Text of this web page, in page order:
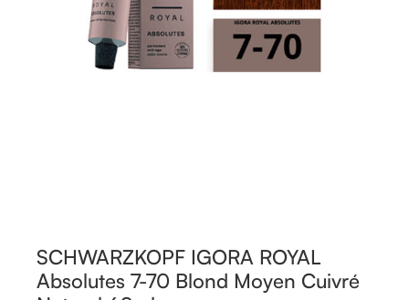
SCHWARZKOPF IGORA ROYAL
Absolutes 7-70 Blond Moyen Cuivré